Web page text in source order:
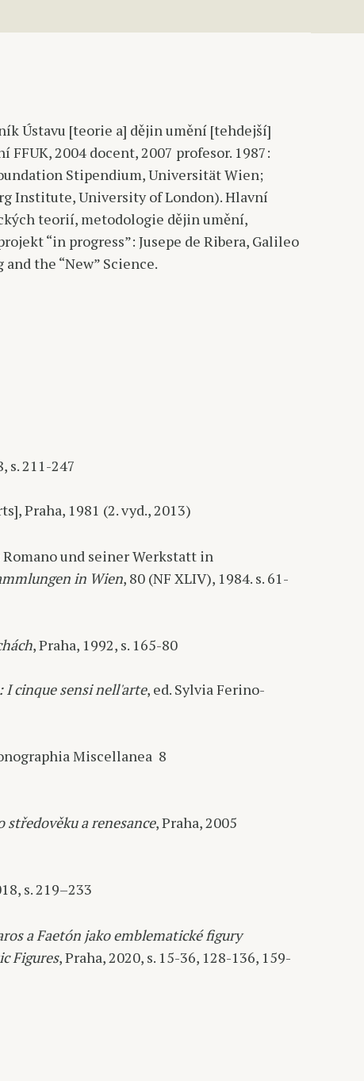
Ústavu [teorie a] dějin umění [tehdejší]
2004 docent, 2007 profesor. 1987:
Stipendium, Universität Wien;
Institute, University of London). Hlavní
teorií, metodologie dějin umění,
“in progress”: Jusepe de Ribera, Galileo
the “New” Science.
s. 211-247
Praha, 1981 (2. vyd., 2013)
und seiner Werkstatt in
in Wien, 80 (NF XLIV), 1984. s. 61-
, Praha, 1992, s. 165-80
cinque sensi nell'arte, ed. Sylvia Ferino-
Miscellanea 8
a renesance, Praha, 2005
s. 219–233
a Faetón jako emblematické figury
Figures, Praha, 2020, s. 15-36, 128-136, 159-